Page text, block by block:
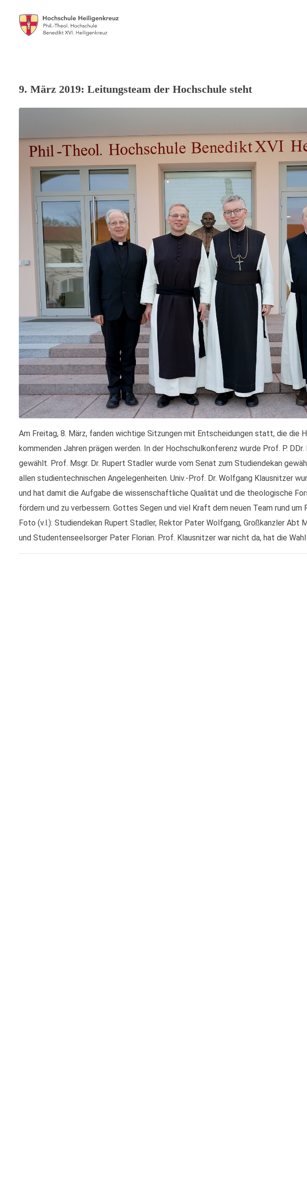
9. März 2019: Leitungsteam der Hochschule steht
Am Freitag, 8. März, fanden wichtige Sitzungen mit Entscheidungen statt, die die
kommenden Jahren prägen werden. In der Hochschulkonferenz wurde Prof. P.
gewählt. Prof. Msgr. Dr. Rupert Stadler wurde vom Senat zum Studiendekan
allen studientechnischen Angelegenheiten. Univ.-Prof. Dr. Wolfgang Klausnitzer
und hat damit die Aufgabe die wissenschaftliche Qualität und die theologische
fördern und zu verbessern. Gottes Segen und viel Kraft dem neuen Team rund um
Foto (v.l.): Studiendekan Rupert Stadler, Rektor Pater Wolfgang, Großkanzler Abt
und Studentenseelsorger Pater Florian. Prof. Klausnitzer war nicht da, hat die Wahl